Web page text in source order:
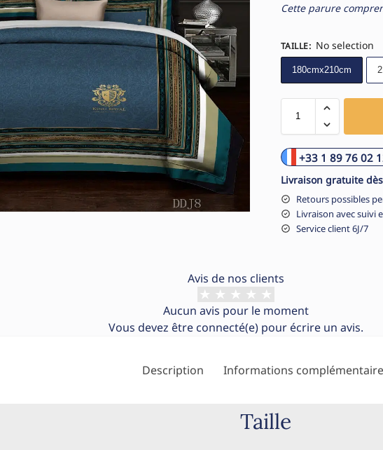
Cette parure
TAILLE: No selection
180cmx210cm
+33 1 89 76 02
Livraison gratuite dès
Retours possibles
Livraison avec suivi
Service client 6J/7
Avis de nos clients
Aucun avis pour le moment
Vous devez être connecté(e) pour écrire un avis.
Description Informations
Taille